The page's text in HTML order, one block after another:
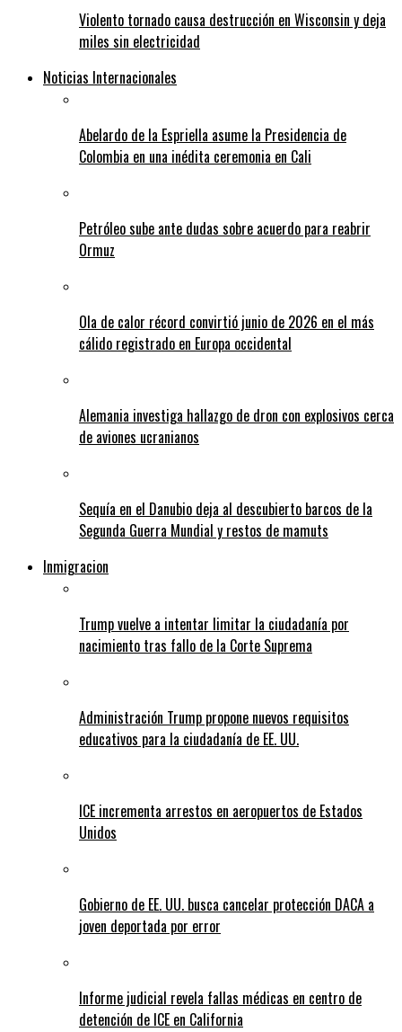
Violento tornado causa destrucción en Wisconsin y deja
miles sin electricidad
Noticias Internacionales
Abelardo de la Espriella asume la Presidencia de
Colombia en una inédita ceremonia en Cali
Petróleo sube ante dudas sobre acuerdo para reabrir
Ormuz
Ola de calor récord convirtió junio de 2026 en el más
cálido registrado en Europa occidental
Alemania investiga hallazgo de dron con explosivos cerca
de aviones ucranianos
Sequía en el Danubio deja al descubierto barcos de la
Segunda Guerra Mundial y restos de mamuts
Inmigracion
Trump vuelve a intentar limitar la ciudadanía por
nacimiento tras fallo de la Corte Suprema
Administración Trump propone nuevos requisitos
educativos para la ciudadanía de EE. UU.
ICE incrementa arrestos en aeropuertos de Estados
Unidos
Gobierno de EE. UU. busca cancelar protección DACA a
joven deportada por error
Informe judicial revela fallas médicas en centro de
detención de ICE en California